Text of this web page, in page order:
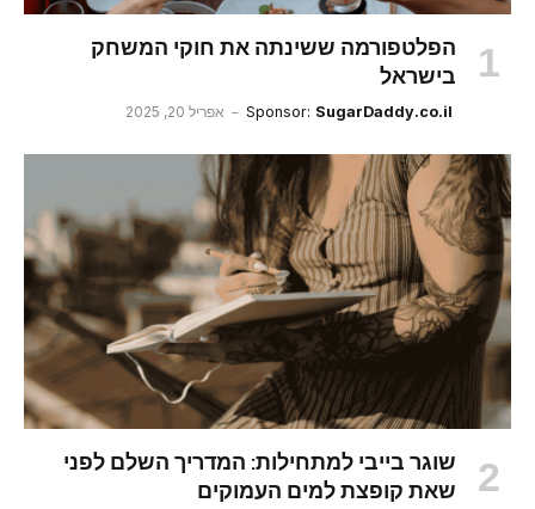
הפלטפורמה ששינתה את חוקי המשחק
בישראל
Sponsor: SugarDaddy.co.il אפריל 20, 2025
שוגר בייבי למתחילות: המדריך השלם לפני
שאת קופצת למים העמוקים